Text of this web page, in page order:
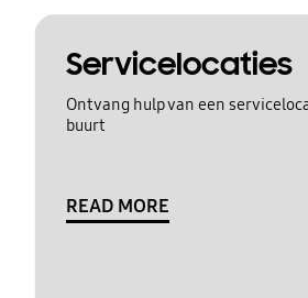
Servicelocaties
Ontvang hulp van een
buurt
READ MORE